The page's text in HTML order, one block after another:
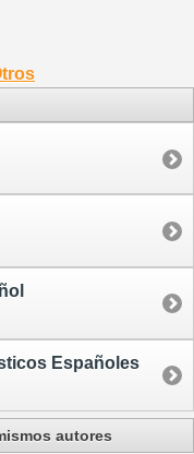
Españoles
autores